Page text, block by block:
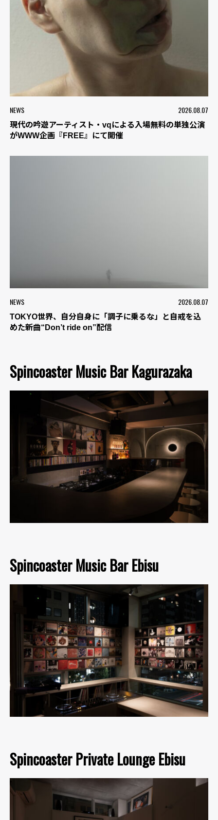
NEWS 2026.08.07
現代の吟遊アーティスト・vqによる入場無料の単独公演
がWWW企画『FREE』にて開催
NEWS 2026.08.07
TOKYO世界、自分自身に「調子に乗るな」と自戒を込
めた新曲“Don’t ride on”配信
Spincoaster Music Bar Kagurazaka
Spincoaster Music Bar Ebisu
Spincoaster Private Lounge Ebisu